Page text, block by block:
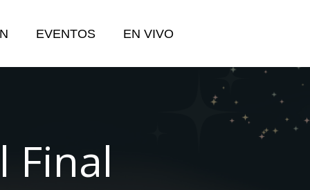
EVENTOS EN VIVO
Final